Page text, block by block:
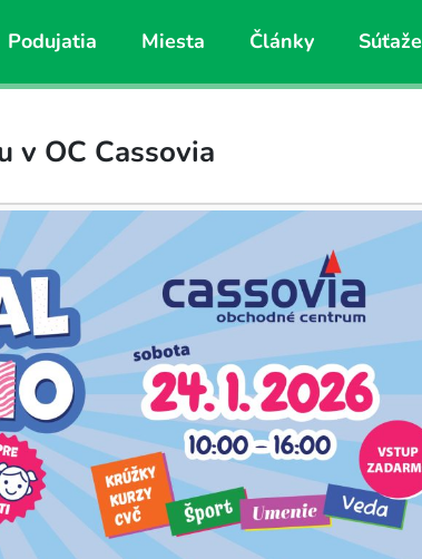
Podujatia Miesta Články Súťaže
v OC Cassovia